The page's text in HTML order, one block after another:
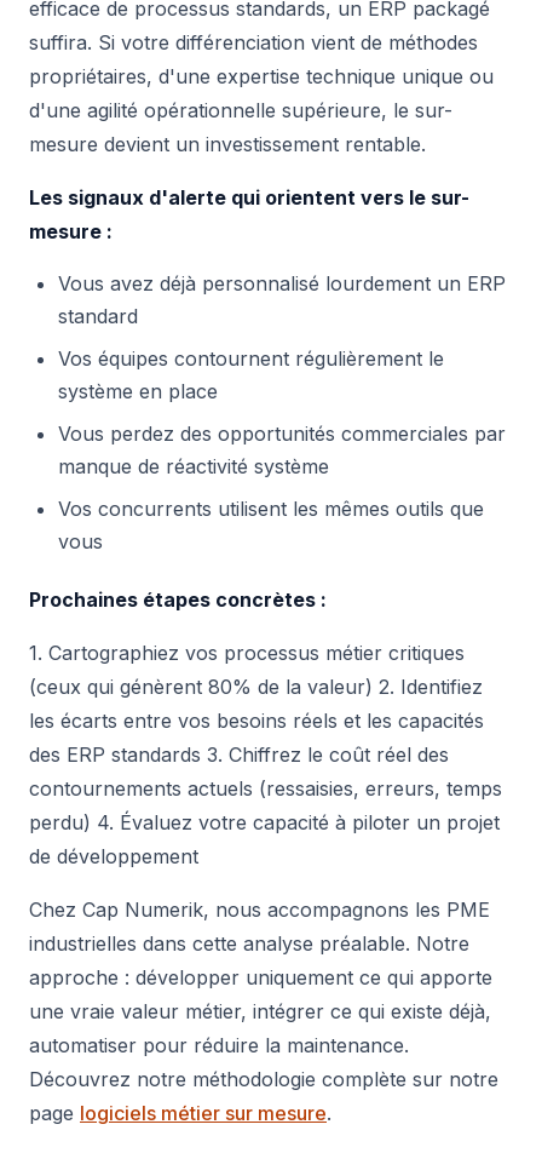
efficace de processus standards, un ERP packagé
suffira. Si votre différenciation vient de méthodes
propriétaires, d'une expertise technique unique ou
d'une agilité opérationnelle supérieure, le sur-
mesure devient un investissement rentable.
Les signaux d'alerte qui orientent vers le sur-
mesure :
Vous avez déjà personnalisé lourdement un ERP
standard
Vos équipes contournent régulièrement le
système en place
Vous perdez des opportunités commerciales par
manque de réactivité système
Vos concurrents utilisent les mêmes outils que
vous
Prochaines étapes concrètes :
1. Cartographiez vos processus métier critiques
(ceux qui génèrent 80% de la valeur) 2. Identifiez
les écarts entre vos besoins réels et les capacités
des ERP standards 3. Chiffrez le coût réel des
contournements actuels (ressaisies, erreurs, temps
perdu) 4. Évaluez votre capacité à piloter un projet
de développement
Chez Cap Numerik, nous accompagnons les PME
industrielles dans cette analyse préalable. Notre
approche : développer uniquement ce qui apporte
une vraie valeur métier, intégrer ce qui existe déjà,
automatiser pour réduire la maintenance.
Découvrez notre méthodologie complète sur notre
page logiciels métier sur mesure.